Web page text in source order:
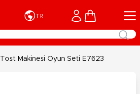
TR Cart
Tost Makinesi Oyun Seti E7623